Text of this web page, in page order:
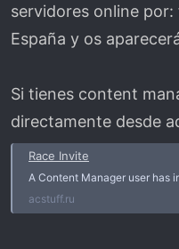
servidores online
España y os
Si tienes content
directamente desde
Race Invite
A Content Manager user has
acstuff.ru